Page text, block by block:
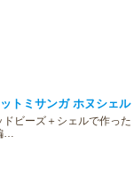
トミサンガ ホヌシェル
ビーズ＋シェルで作った
…